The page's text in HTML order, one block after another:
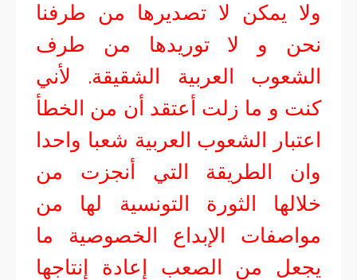
ولا يمكن لا تصديرها من طرفنا
نحن و لا توريدها من طرف
الشعوب العربية الشقيقة. لأني
كنت و ما زلت أعتقد أن من الخطأ
اعتبار الشعوب العربية شعبا واحدا
وان الطريقة التي أنجزت من
خلالها الثورة التونسية لها من
مواصفات الإبداع الخصوصية ما
يجعل من الصعب إعادة إنتاجها